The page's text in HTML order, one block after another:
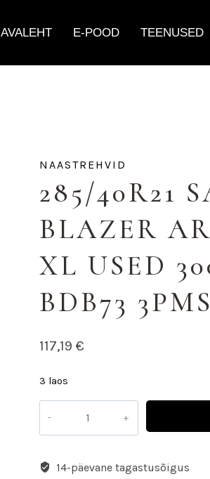
AVALEHT E-POOD TEENUSED
NAASTREHVID
285/40R21
BLAZER
XL USED
BDB73
117,19 €
3 laos
14-päevane tagastusõigus